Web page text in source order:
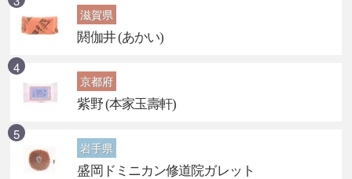
滋賀県
閼伽井 (あかい)
京都府
紫野 (本家玉壽軒)
岩手県
盛岡ドミニカン修道院ガレット